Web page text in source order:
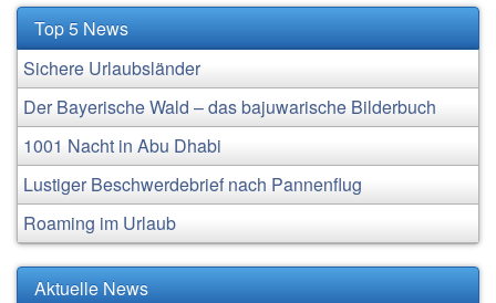
Top 5 News
Sichere Urlaubsländer
Der Bayerische Wald – das bajuwarische Bilderbuch
1001 Nacht in Abu Dhabi
Lustiger Beschwerdebrief nach Pannenflug
Roaming im Urlaub
Aktuelle News